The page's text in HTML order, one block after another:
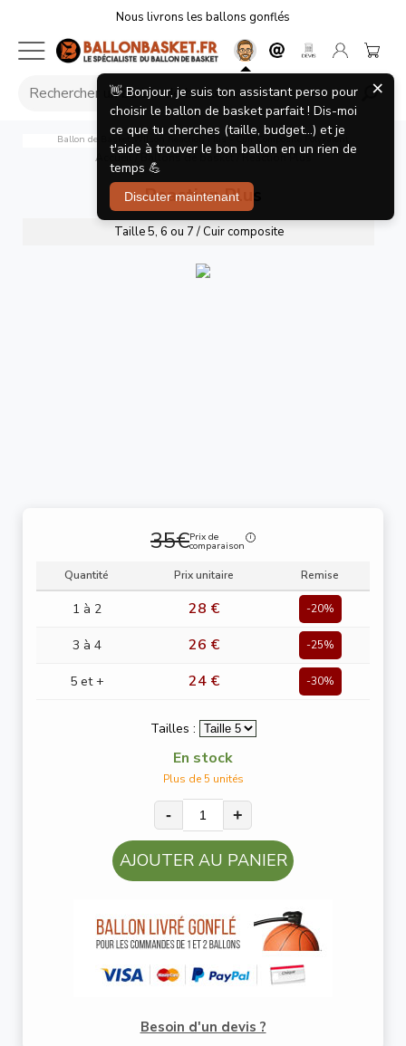
Nous livrons les ballons gonflés
Ballon de Basket Wilson Reaction Plus - Cuir Composite Polyvalent
Accueil/Ballons de basket/ Reaction Plus
Reaction Plus
Taille 5, 6 ou 7 / Cuir composite
35€Prix de
comparaison
Quantité Prix unitaire Remise
1 à 2 28 € -20%
3 à 4 26 € -25%
5 et + 24 € -30%
Tailles :
En stock
Plus de 5 unités
- +
AJOUTER AU PANIER
Besoin d'un devis ?
👋 Bonjour, je suis ton assistant perso pour
choisir le ballon de basket parfait ! Dis-moi
ce que tu cherches (taille, budget...) et je
t'aide à trouver le bon ballon en un rien de
temps 💪
Discuter maintenant
×